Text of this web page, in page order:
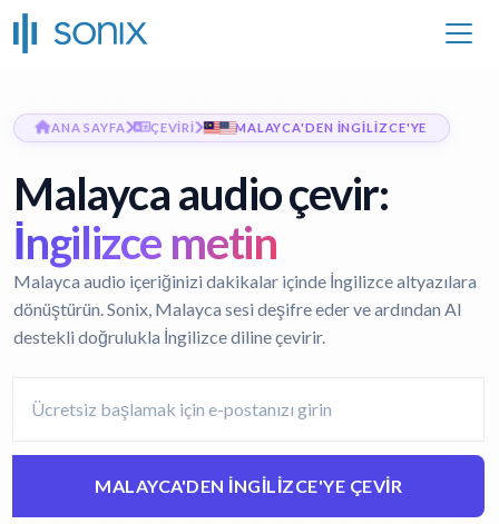
ANA SAYFA ÇEVIRI MALAYCA'DEN İNGILIZCE'YE
Malayca audio çevir:
İngilizce metin
Malayca audio içeriğinizi dakikalar içinde İngilizce altyazılara
dönüştürün. Sonix, Malayca sesi deşifre eder ve ardından AI
destekli doğrulukla İngilizce diline çevirir.
MALAYCA'DEN İNGILIZCE'YE ÇEVIR